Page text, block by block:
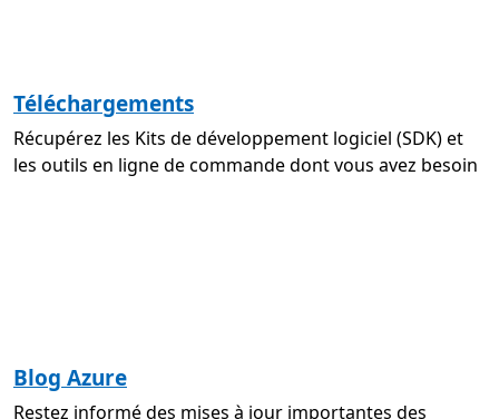
Téléchargements
Récupérez les Kits de développement logiciel (SDK) et
les outils en ligne de commande dont vous avez besoin
Blog Azure
Restez informé des mises à jour importantes des